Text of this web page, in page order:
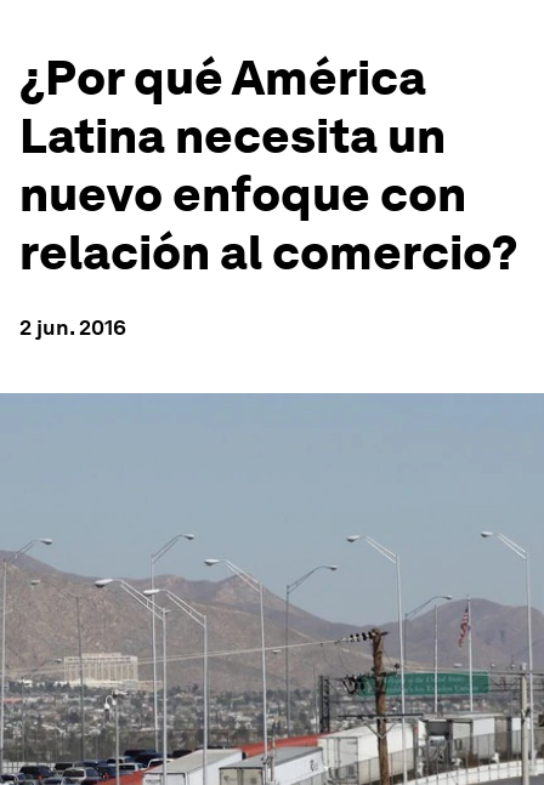
¿Por qué América
Latina necesita un
nuevo enfoque con
relación al comercio?
2 jun. 2016